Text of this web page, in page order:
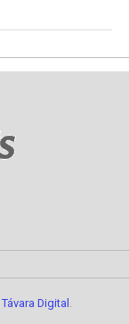
Távara Digital .